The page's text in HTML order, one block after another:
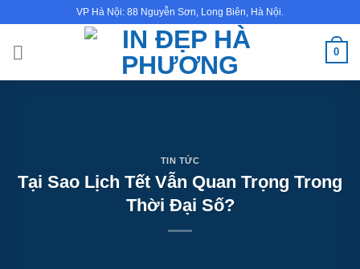
nội
VP Hà Nội: 88 Nguyễn Sơn, Long Biên, Hà Nội.
0
TIN TỨC
Tại Sao Lịch Tết Vẫn Quan Trọng Trong
Thời Đại Số?